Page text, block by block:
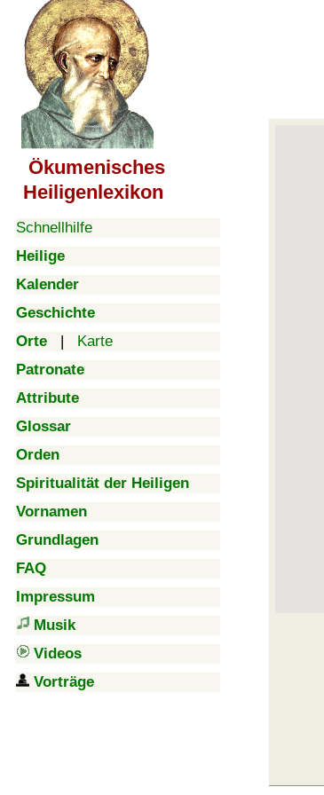
Ökumenisches
Heiligenlexikon
Schnellhilfe
Heilige
Kalender
Geschichte
Orte | Karte
Patronate
Attribute
Glossar
Orden
Spiritualität der Heiligen
Vornamen
Grundlagen
FAQ
Impressum
Musik
Videos
Vorträge